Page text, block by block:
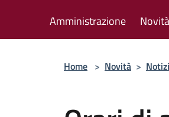
Amministrazione Novità
Home > Novità >